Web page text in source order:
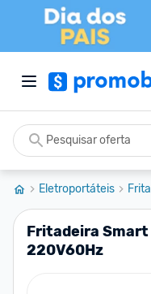
Eletroportáteis
Fritadeira Smart
220V60Hz